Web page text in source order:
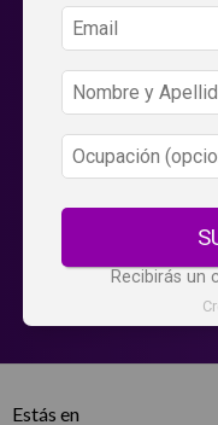
Estás en
Recibirás un